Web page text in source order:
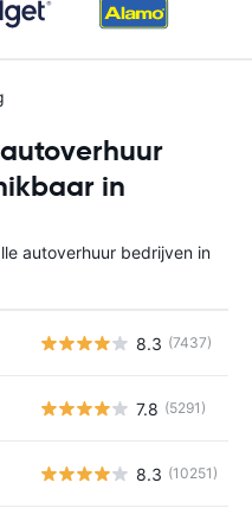
in
autoverhuur bedrijven in
8.3 (7437)
7.8 (5291)
8.3 (10251)